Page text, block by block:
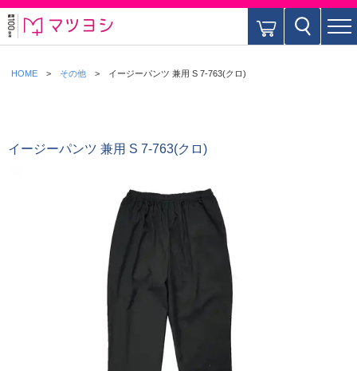
HOME その他 イージーパンツ 兼用 S 7-763(クロ)
イージーパンツ 兼用 S 7-763(クロ)